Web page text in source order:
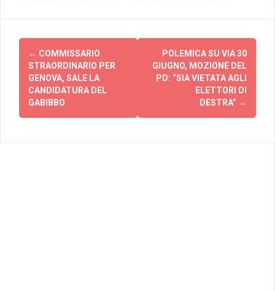
Navigazione
articolo
← COMMISSARIO
STRAORDINARIO PER
GENOVA, SALE LA
CANDIDATURA DEL
GABIBBO
POLEMICA SU VIA 30
GIUGNO, MOZIONE DEL
PD: “SIA VIETATA AGLI
ELETTORI DI
DESTRA” →